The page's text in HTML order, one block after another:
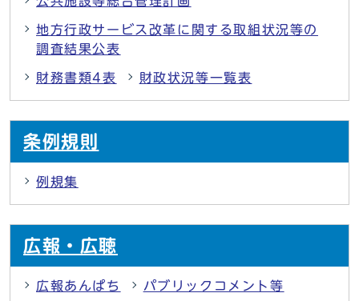
地方行政サービス改革に関する取組状況等の
調査結果公表
財務書類4表 財政状況等一覧表
条例規則
例規集
広報・広聴
広報あんぱち パブリックコメント等